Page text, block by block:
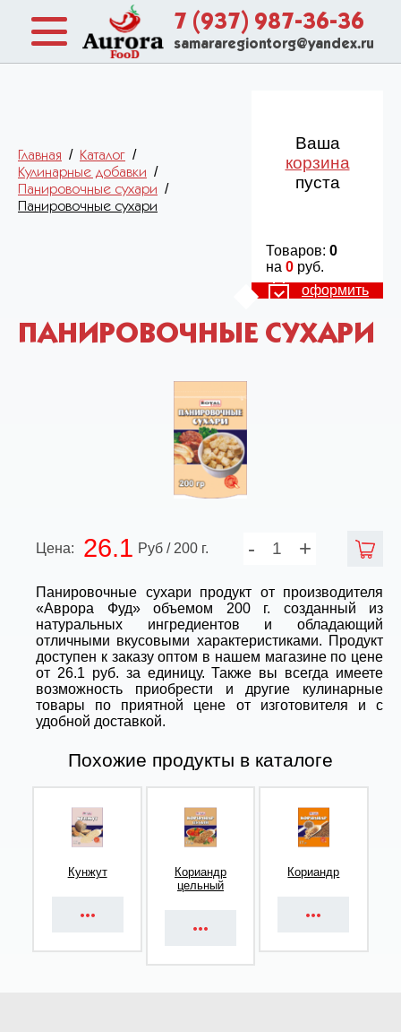
7 (937) 987-36-36
samararegiontorg@yandex.ru
Главная / Каталог /
Кулинарные добавки /
Панировочные сухари /
Панировочные сухари
Ваша
корзина
пуста
Товаров: 0
на 0 руб.
оформить
ПАНИРОВОЧНЫЕ СУХАРИ
Цена: 26.1 Руб / 200 г. - +
Панировочные сухари продукт от производителя
«Аврора Фуд» объемом 200 г. созданный из
натуральных ингредиентов и обладающий
отличными вкусовыми характеристиками. Продукт
доступен к заказу оптом в нашем магазине по цене
от 26.1 руб. за единицу. Также вы всегда имеете
возможность приобрести и другие кулинарные
товары по приятной цене от изготовителя и с
удобной доставкой.
Похожие продукты в каталоге
Кунжут
Кориандр
цельный
Кориандр